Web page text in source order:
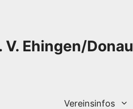
Ehingen/Donau
Vereinsinfos